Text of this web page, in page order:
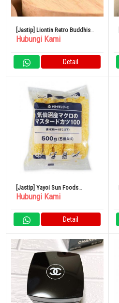
[Jastip] Liontin Retro Buddhisme
Gaya Cina Bulat Cloisonné Lotus
Hubungi Kami
Detail
[Jastip] Yayoi Sun Foods
Kesennuma Tuna Mustard Cutlet
Hubungi Kami
Detail